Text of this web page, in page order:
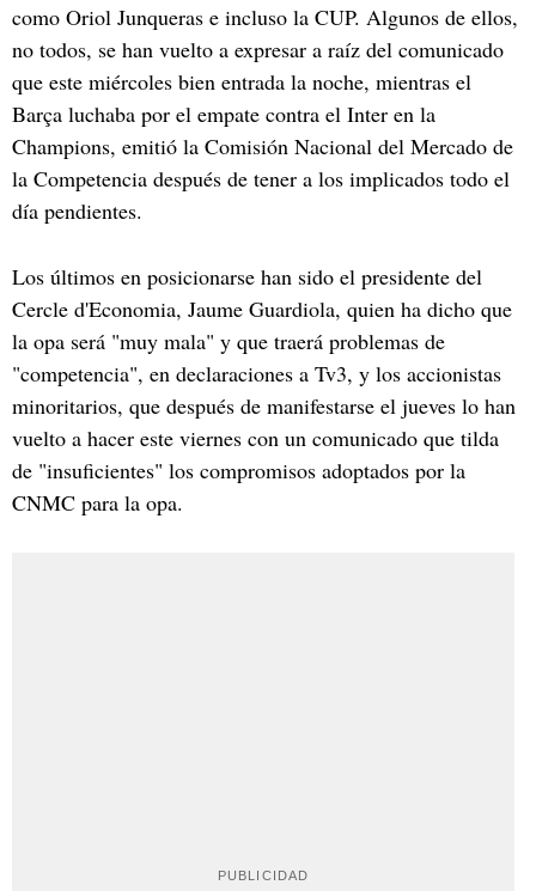
como Oriol Junqueras e incluso la CUP. Algunos de ellos,
no todos, se han vuelto a expresar a raíz del comunicado
que este miércoles bien entrada la noche, mientras el
Barça luchaba por el empate contra el Inter en la
Champions, emitió la Comisión Nacional del Mercado de
la Competencia después de tener a los implicados todo el
día pendientes.
Los últimos en posicionarse han sido el presidente del
Cercle d'Economia, Jaume Guardiola, quien ha dicho que
la opa será "muy mala" y que traerá problemas de
"competencia", en declaraciones a Tv3, y los accionistas
minoritarios, que después de manifestarse el jueves lo han
vuelto a hacer este viernes con un comunicado que tilda
de "insuficientes" los compromisos adoptados por la
CNMC para la opa.